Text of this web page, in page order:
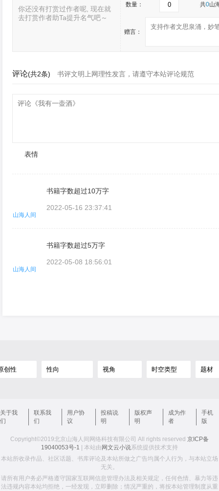
你还没有打赏过作者呢, 现在就
去打赏作者助Ta提升名气吧～
数量： 共0山
赠言：
评论(共2条) 书评文明上网理性发言，请遵守本站评论规范
表情
山海人间
书籍字数超过10万字
2022-05-16 23:37:41
山海人间
书籍字数超过5万字
2022-05-08 18:56:01
关于我
们
联系我
们
用户协
议
投稿说
明
版权声
明
成为作
者
手机
版
Copyright©2019北京山海人间网络科技有限公司 All rights reserved 京ICP备
19040053号-1 | 本站由网文云小说系统提供技术支持
本站所收录作品、社区话题、书库评论及本站所做之广告均属个人行为，与本站立场
无关。
请所有用户务必严格遵守国家互联网信息管理办法及相关规定，任何色情、暴力等违
法违规内容本站均拒绝，一经发现，立即删除；情况严重的，将按本站管理制度从重